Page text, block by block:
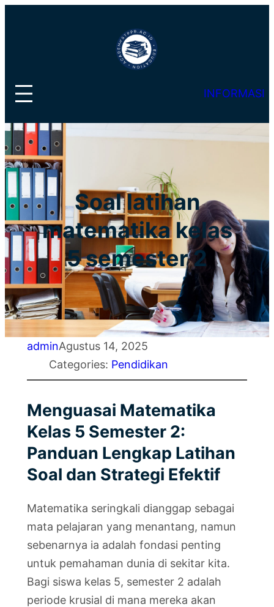
INFORMASI
Soal latihan
matematika kelas
5 semester 2
adminAgustus 14, 2025
Categories: Pendidikan
Menguasai Matematika
Kelas 5 Semester 2:
Panduan Lengkap Latihan
Soal dan Strategi Efektif
Matematika seringkali dianggap sebagai
mata pelajaran yang menantang, namun
sebenarnya ia adalah fondasi penting
untuk pemahaman dunia di sekitar kita.
Bagi siswa kelas 5, semester 2 adalah
periode krusial di mana mereka akan